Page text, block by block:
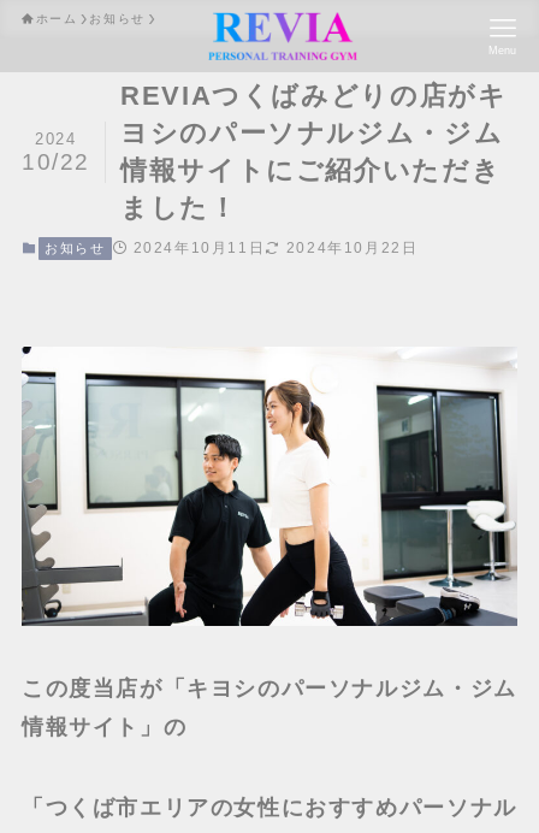
Menu
ホーム お知らせ
REVIAつくばみどりの店がキ
ヨシのパーソナルジム・ジム
情報サイトにご紹介いただき
ました！
2024
10/22
お知らせ 2024年10月11日 2024年10月22日
この度当店が「キヨシのパーソナルジム・ジム
情報サイト」の
「つくば市エリアの女性におすすめパーソナル